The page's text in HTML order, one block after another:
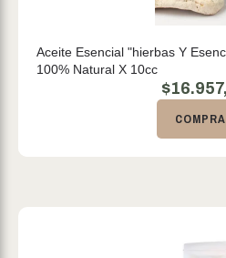
Aceite Esencial "hierbas Y
100% Natural X 10cc
$